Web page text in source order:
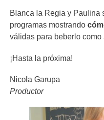
Blanca la Regia y Paulina
programas mostrando
válidas para beberlo como
¡Hasta la próxima!
Nicola Garupa
Productor